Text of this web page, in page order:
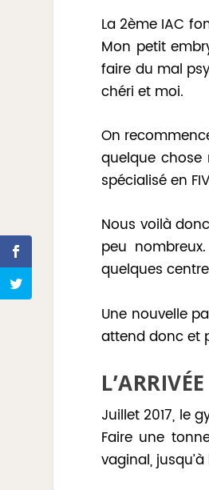
La 2ème IAC
Mon petit
faire du mal
chéri et moi.
On
quelque chose
spécialisé en
Nous voilà
peu
quelques
Une nouvelle
attend donc et
Juillet 2017, le
Faire une
vaginal,